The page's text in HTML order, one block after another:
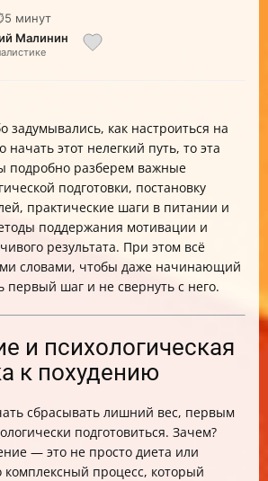
5 минут
Малинин
задумывались, как настроиться на
начать этот нелегкий путь, то эта
подробно разберем важные
подготовки, постановку
практические шаги в питании и
поддержания мотивации и
результата. При этом всё
словами, чтобы даже начинающий
первый шаг и не свернуть с него.
и психологическая
к похудению
сбрасывать лишний вес, первым
подготовиться. Зачем?
— это не просто диета или
процесс, который